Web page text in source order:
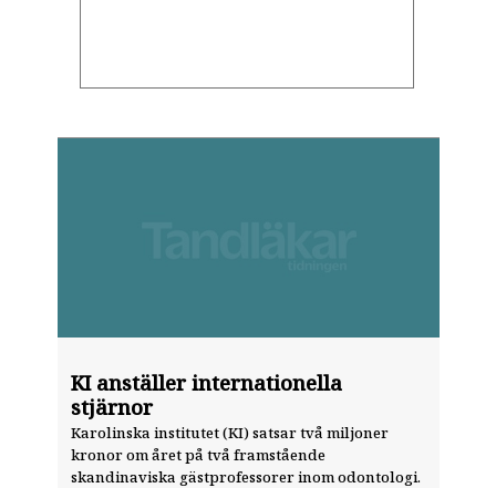
KI anställer internationella
stjärnor
Karolinska institutet (KI) satsar två miljoner
kronor om året på två framstående
skandinaviska gästprofessorer inom odontologi.